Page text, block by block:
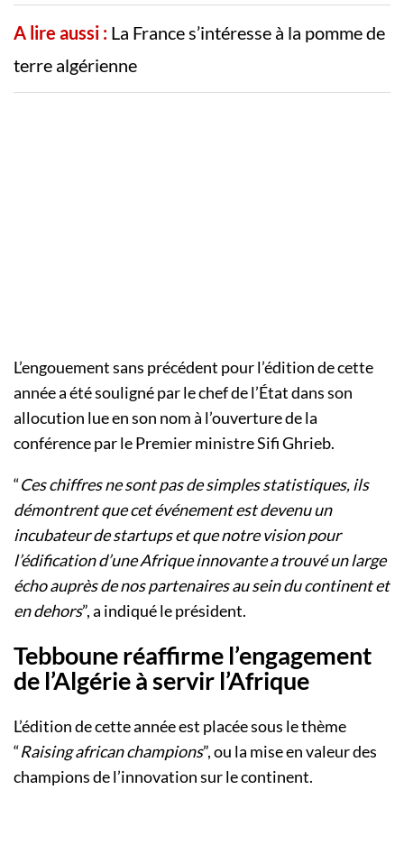
A lire aussi : La France s’intéresse à la pomme de
terre algérienne
L’engouement sans précédent pour l’édition de cette
année a été souligné par le chef de l’État dans son
allocution lue en son nom à l’ouverture de la
conférence par le Premier ministre Sifi Ghrieb.
“Ces chiffres ne sont pas de simples statistiques, ils
démontrent que cet événement est devenu un
incubateur de startups et que notre vision pour
l’édification d’une Afrique innovante a trouvé un large
écho auprès de nos partenaires au sein du continent et
en dehors”, a indiqué le président.
Tebboune réaffirme l’engagement
de l’Algérie à servir l’Afrique
L’édition de cette année est placée sous le thème
“Raising african champions”, ou la mise en valeur des
champions de l’innovation sur le continent.